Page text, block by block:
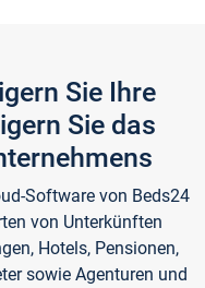
Sie Ihre
Sie das
Software von Beds24
von Unterkünften
Hotels, Pensionen,
sowie Agenturen und